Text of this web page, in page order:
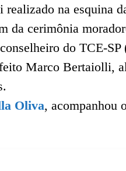
na esquina
da cerimônia
do TCE-SP
Marco Bertaiolli,
Oliva, acompanhou